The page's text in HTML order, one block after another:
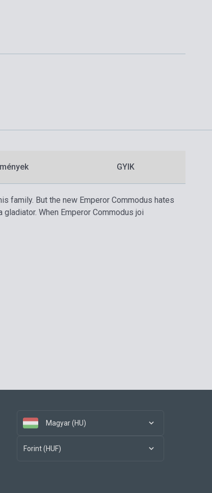
GYIK
family. But the new Emperor Commodus hates
When Emperor Commodus joi
Magyar (HU)
Forint (HUF)